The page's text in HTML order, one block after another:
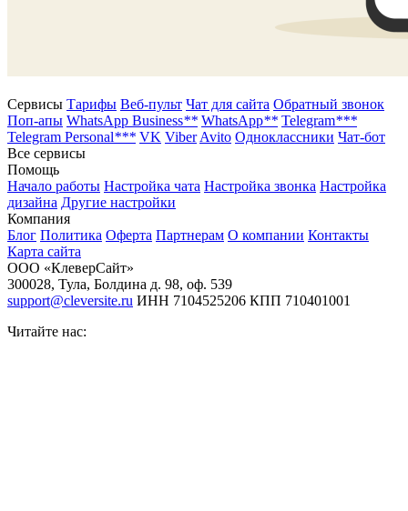
Сервисы Тарифы Веб-пульт Чат для сайта Обратный звонок
Поп-апы WhatsApp Business** WhatsApp** Telegram***
Telegram Personal*** VK Viber Avito Одноклассники Чат-бот
Все сервисы
Помощь
Начало работы Настройка чата Настройка звонка Настройка
дизайна Другие настройки
Компания
Блог Политика Оферта Партнерам О компании Контакты
Карта сайта
ООО «КлеверСайт»
300028, Тула, Болдина д. 98, оф. 539
support@cleversite.ru ИНН 7104525206 КПП 710401001
Читайте нас: